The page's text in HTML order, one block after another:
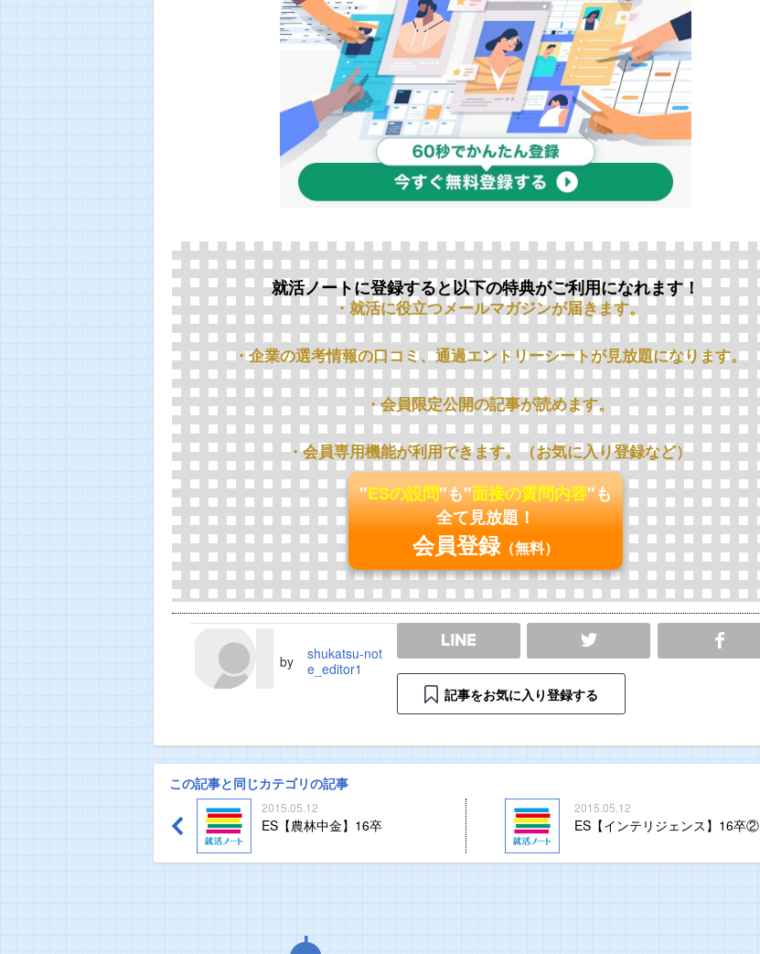
就活ノートに登録すると以下の特典がご利用になれます！
・就活に役立つメールマガジンが届きます。
・企業の選考情報の口コミ、通過エントリーシートが見放題になります。
・会員限定公開の記事が読めます。
・会員専用機能が利用できます。（お気に入り登録など）
"ESの設問"も"面接の質問内容"も
全て見放題！
会員登録（無料）
by
shukatsu-not
e_editor1
LINE SHARE
記事をお気に入り登録する
この記事と同じカテゴリの記事
2015.05.12
ES【農林中金】16卒
2015.05.12
ES【インテリジェンス】16卒②